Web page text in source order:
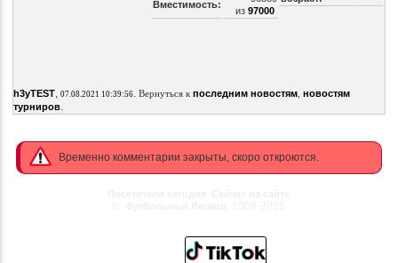
Вместимость:
из 97000
h3yTEST, 07.08.2021 10:39:56. Вернуться к последним новостям, новостям
турниров.
Временно комментарии закрыты, скоро откроются.